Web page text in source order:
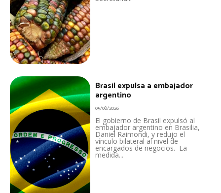
Brasil expulsa a embajador
argentino
05/08/2026
El gobierno de Brasil expulsó al
embajador argentino en Brasilia,
Daniel Raimondi, y redujo el
vínculo bilateral al nivel de
encargados de negocios. La
medida...